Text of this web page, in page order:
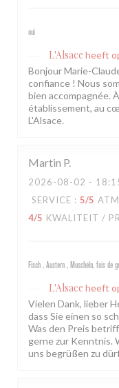
oui
L'Alsace heeft
Bonjour Marie-
confiance ! Nous
bien accompagnée.
établissement, au
L'Alsace.
Martin P
2026-08-02 -
SERVICE : 5/5
4/5 KWALITEIT /
Fisch , Austern , Muscheln, fois de
L'Alsace heeft
Vielen Dank, lieber
dass Sie einen so
Was den Preis
gerne zur Kenntnis.
uns begrüßen zu